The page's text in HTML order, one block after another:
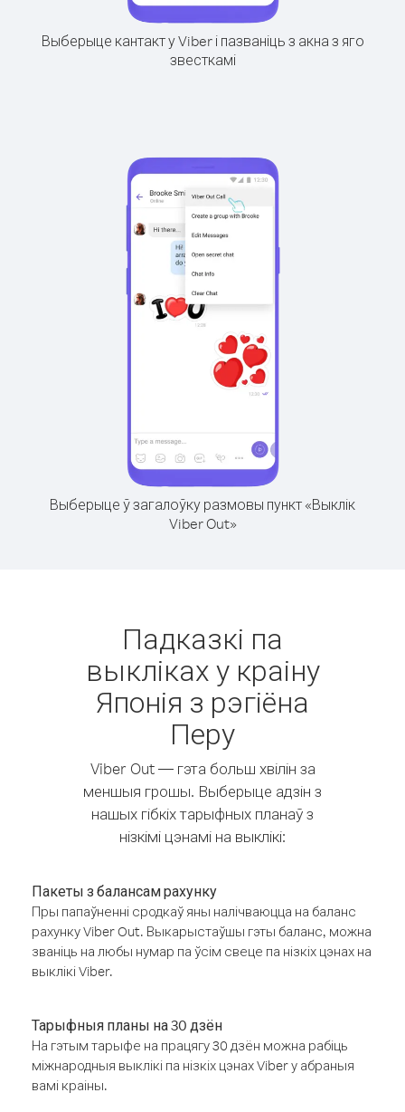
Выберыце кантакт у Viber і пазваніць з акна з яго
звесткамі
Выберыце ў загалоўку размовы пункт «Выклік
Viber Out»
Падказкі па
выкліках у краіну
Японія з рэгіёна
Перу
Viber Out — гэта больш хвілін за
меншыя грошы. Выберыце адзін з
нашых гібкіх тарыфных планаў з
нізкімі цэнамі на выклікі:
Пакеты з балансам рахунку
Пры папаўненні сродкаў яны налічваюцца на баланс
рахунку Viber Out. Выкарыстаўшы гэты баланс, можна
званіць на любы нумар па ўсім свеце па нізкіх цэнах на
выклікі Viber.
Тарыфныя планы на 30 дзён
На гэтым тарыфе на працягу 30 дзён можна рабіць
міжнародныя выклікі па нізкіх цэнах Viber у абраныя
вамі краіны.